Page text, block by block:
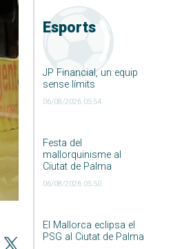
Esports
JP Financial, un equip
sense límits
06/08/2026 05:54
Festa del
mallorquinisme al
Ciutat de Palma
06/08/2026 05:50
El Mallorca eclipsa el
PSG al Ciutat de Palma